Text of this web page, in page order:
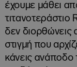
έχουμε μάθει
τιτανοτεράστιο
δεν διορθώνεις
στιγμή που
κάνεις ανάποδο